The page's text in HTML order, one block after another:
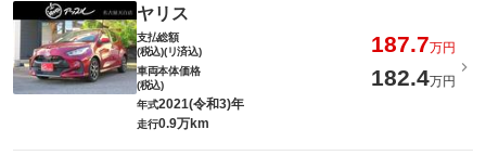
ヤリス
支払総額
(税込)(リ済込)
187.7万円
車両本体価格
(税込)
182.4万円
年式2021(令和3)年
走行0.9万km